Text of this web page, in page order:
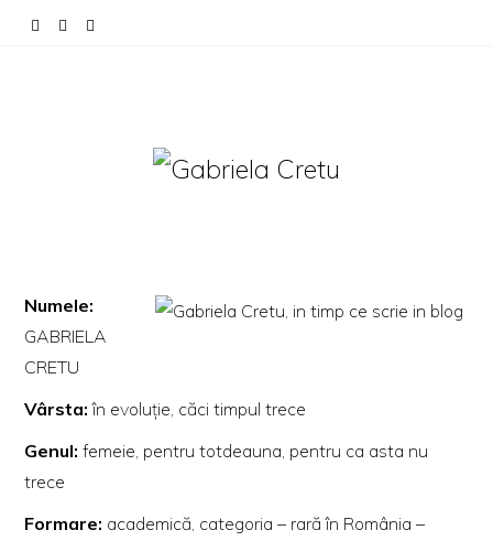
Numele:
GABRIELA
CRETU
Vârsta: în evoluție, căci timpul trece
Genul: femeie, pentru totdeauna, pentru ca asta nu
trece
Formare: academică, categoria – rară în România –